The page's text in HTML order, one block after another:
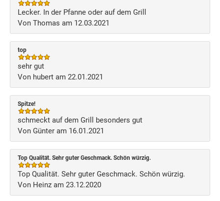
Lecker. In der Pfanne oder auf dem Grill
Von Thomas am 12.03.2021
top
sehr gut
Von hubert am 22.01.2021
Spitze!
schmeckt auf dem Grill besonders gut
Von Günter am 16.01.2021
Top Qualität. Sehr guter Geschmack. Schön würzig.
Top Qualität. Sehr guter Geschmack. Schön würzig.
Von Heinz am 23.12.2020